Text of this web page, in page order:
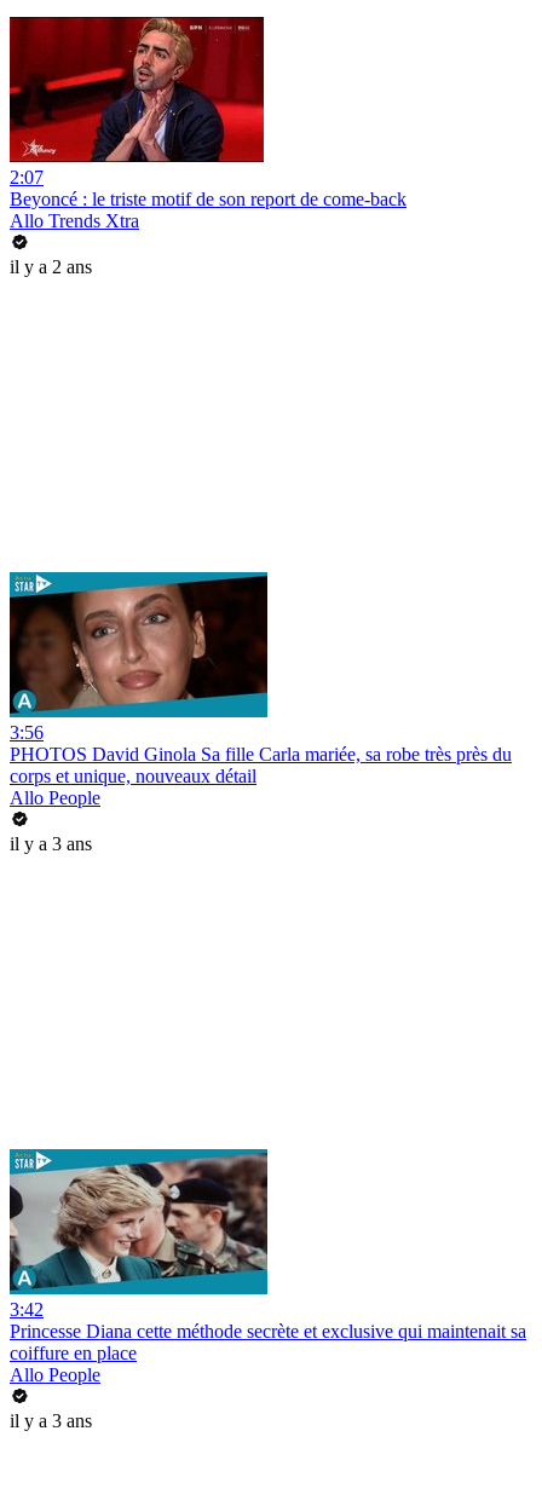
2:07
Beyoncé : le triste motif de son report de come-back
Allo Trends Xtra
il y a 2 ans
3:56
PHOTOS David Ginola Sa fille Carla mariée, sa robe très près du
corps et unique, nouveaux détail
Allo People
il y a 3 ans
3:42
Princesse Diana cette méthode secrète et exclusive qui maintenait sa
coiffure en place
Allo People
il y a 3 ans